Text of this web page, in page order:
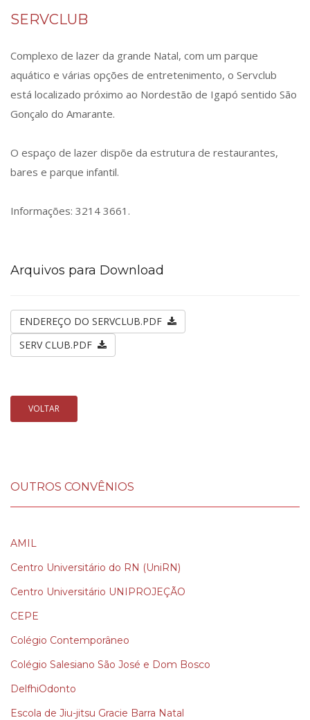
SERVCLUB
Complexo de lazer da grande Natal, com um parque
aquático e várias opções de entretenimento, o Servclub
está localizado próximo ao Nordestão de Igapó sentido São
Gonçalo do Amarante.
O espaço de lazer dispõe da estrutura de restaurantes,
bares e parque infantil.
Informações: 3214 3661.
Arquivos para Download
ENDEREÇO DO SERVCLUB.PDF
SERV CLUB.PDF
VOLTAR
OUTROS CONVÊNIOS
AMIL
Centro Universitário do RN (UniRN)
Centro Universitário UNIPROJEÇÃO
CEPE
Colégio Contemporâneo
Colégio Salesiano São José e Dom Bosco
DelfhiOdonto
Escola de Jiu-jitsu Gracie Barra Natal